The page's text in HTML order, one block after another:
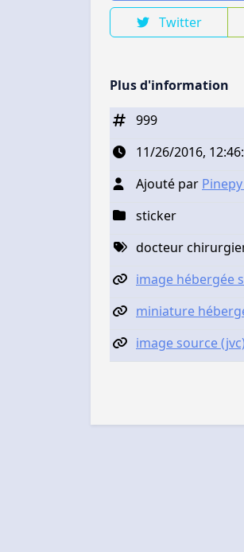
Twitter
Plus d'information
999
11/26/2016,
Ajouté par Pinepy
sticker
docteur
image hébergée
miniature
image source (jvc)